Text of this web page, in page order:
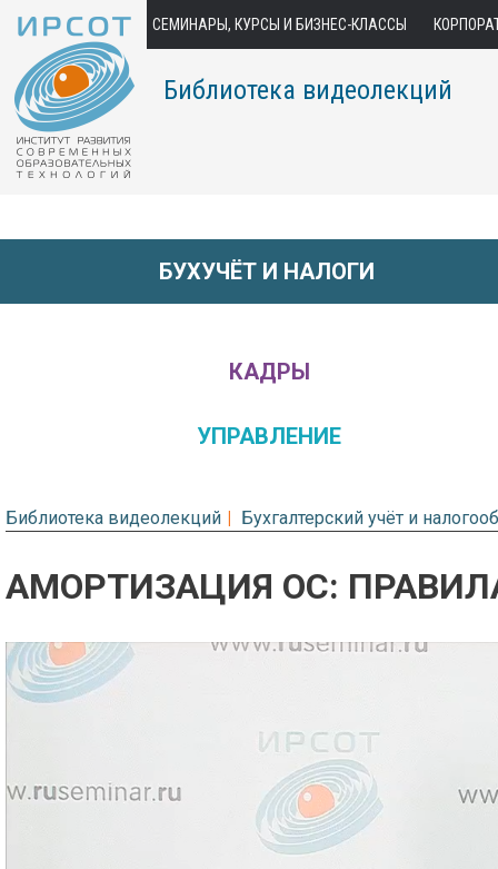
СЕМИНАРЫ, КУРСЫ И БИЗНЕС-КЛАССЫ
Библиотека видеолекций
БУХУЧЁТ И НАЛОГИ
КАДРЫ
УПРАВЛЕНИЕ
Библиотека видеолекций Бухгалтерский учёт и
АМОРТИЗАЦИЯ ОС:
Предварительный просмотр.